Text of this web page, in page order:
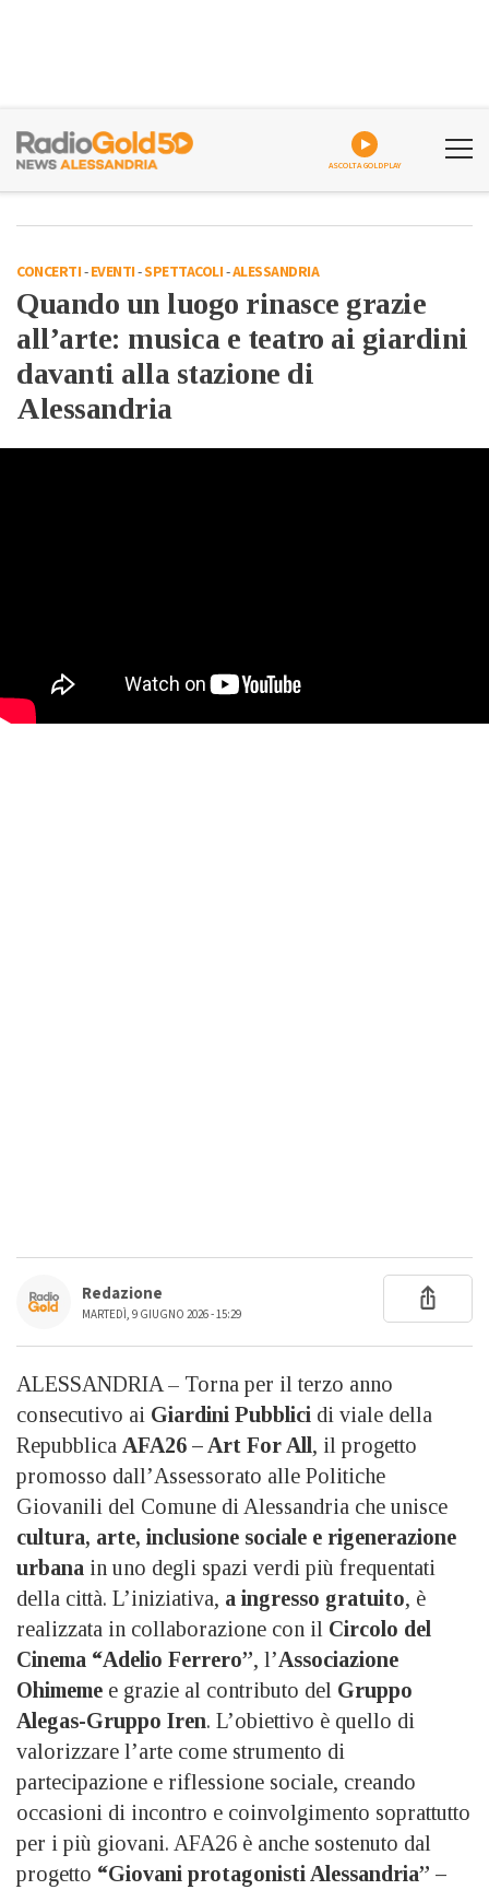
ASCOLTA GOLDPLAY
CONCERTI-EVENTI-SPETTACOLI-ALESSANDRIA
Quando un luogo rinasce grazie
all’arte: musica e teatro ai giardini
davanti alla stazione di
Alessandria
Redazione
MARTEDÌ, 9 GIUGNO 2026 - 15:29
ALESSANDRIA – Torna per il terzo anno
consecutivo ai Giardini Pubblici di viale della
Repubblica AFA26 – Art For All , il progetto
promosso dall’Assessorato alle Politiche
Giovanili del Comune di Alessandria che unisce
cultura, arte, inclusione sociale e rigenerazione
urbana in uno degli spazi verdi più frequentati
della città. L’iniziativa, a ingresso gratuito, è
realizzata in collaborazione con il Circolo del
Cinema “Adelio Ferrero”, l’Associazione
Ohimeme e grazie al contributo del Gruppo
Alegas-Gruppo Iren. L’obiettivo è quello di
valorizzare l’arte come strumento di
partecipazione e riflessione sociale, creando
occasioni di incontro e coinvolgimento soprattutto
per i più giovani. AFA26 è anche sostenuto dal
progetto “Giovani protagonisti Alessandria” –